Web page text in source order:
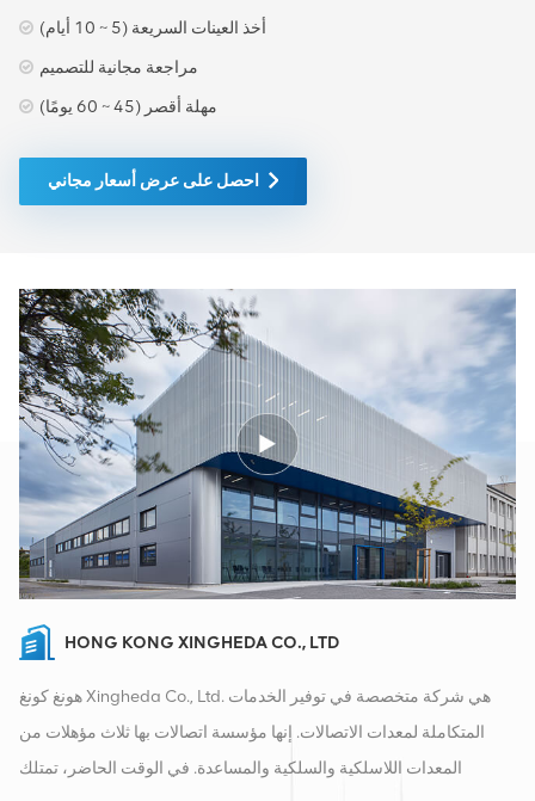
أخذ العينات السريعة (5 ~ 10 أيام)
مراجعة مجانية للتصميم
مهلة أقصر (45 ~ 60 يومًا)
احصل على عرض أسعار مجاني
HONG KONG XINGHEDA CO., LTD
هونغ كونغ Xingheda Co., Ltd. هي شركة متخصصة في توفير الخدمات
المتكاملة لمعدات الاتصالات. إنها مؤسسة اتصالات بها ثلاث مؤهلات من
المعدات اللاسلكية والسلكية والمساعدة. في الوقت الحاضر، تمتلك